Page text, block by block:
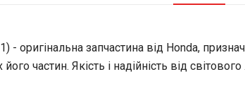
- оригінальна запчастина від Honda,
частин. Якість і надійність від